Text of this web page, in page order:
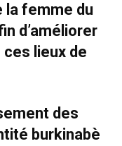
la femme du
d’améliorer
ces lieux de
des
burkinabè